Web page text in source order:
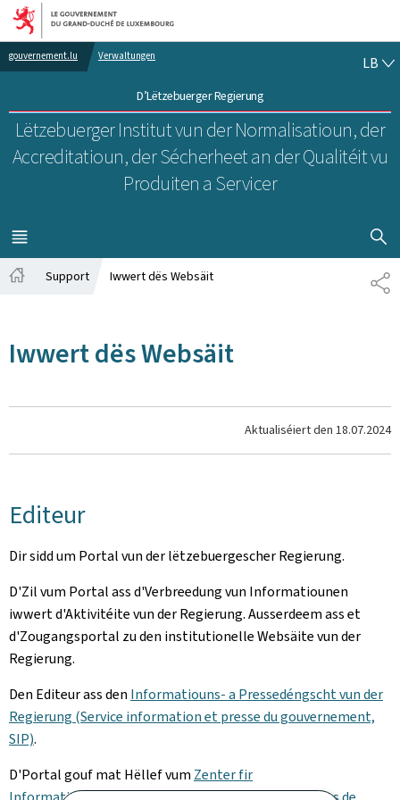
Bei den Haaptmenü goen
Bei den Inhalt goen
gouvernement.lu Verwaltungen
D’Lëtzebuerger Regierung
Lëtzebuerger Institut vun der Normalisatioun, der
Accreditatioun, der Sécherheet an der Qualitéit vu
Produiten a Servicer
LB
MENÜ
HAAPT-
SHOW
Support Iwwert dës Websäit
Iwwert dës Websäit
Aktualiséiert den 18.07.2024
Editeur
Dir sidd um Portal vun der lëtzebuergescher Regierung.
D'Zil vum Portal ass d'Verbreedung vun Informatiounen
iwwert d'Aktivitéite vun der Regierung. Ausserdeem ass et
d'Zougangsportal zu den institutionelle Websäite vun der
Regierung.
Den Editeur ass den Informatiouns- a Pressedéngscht vun der
Regierung (Service information et presse du gouvernement,
SIP).
D'Portal gouf mat Hëllef vum Zenter fir